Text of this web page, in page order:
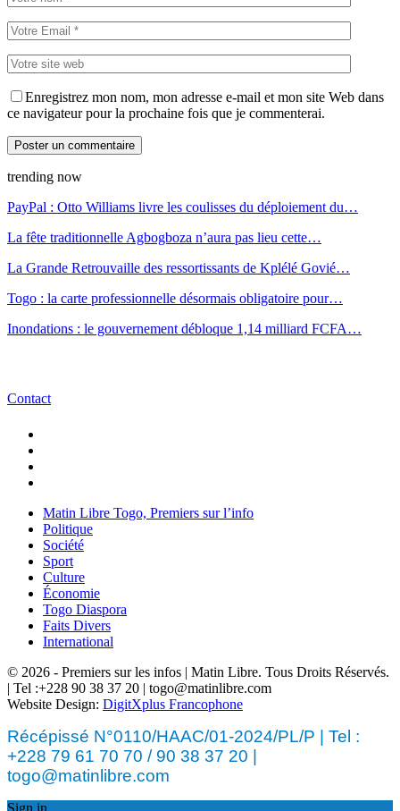
Enregistrez mon nom, mon adresse e-mail et mon site Web dans
ce navigateur pour la prochaine fois que je commenterai.
trending now
PayPal : Otto Williams livre les coulisses du déploiement du…
La fête traditionnelle Agbogboza n’aura pas lieu cette…
La Grande Retrouvaille des ressortissants de Kplélé Govié…
Togo : la carte professionnelle désormais obligatoire pour…
Inondations : le gouvernement débloque 1,14 milliard FCFA…
Contact
Matin Libre Togo, Premiers sur l’info
Politique
Société
Sport
Culture
Économie
Togo Diaspora
Faits Divers
International
© 2026 - Premiers sur les infos | Matin Libre. Tous Droits Réservés.
| Tel :+228 90 38 37 20 | togo@matinlibre.com
Website Design: DigitXplus Francophone
Récépissé N°0110/HAAC/01-2024/PL/P | Tel :
+228 79 61 70 70 / 90 38 37 20 |
togo@matinlibre.com
Sign in